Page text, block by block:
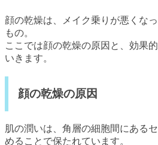
顔の乾燥は、メイク乗りが悪くな
もの。
ここでは顔の乾燥の原因と、効果
いきます。
顔の乾燥の原因
肌の潤いは、角層の細胞間にある
めることで保たれています。